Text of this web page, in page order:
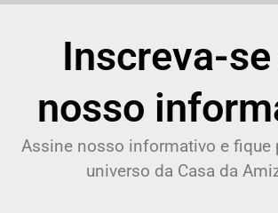
Inscreva-
nosso
Assine nosso informativo e fique
universo da Casa da